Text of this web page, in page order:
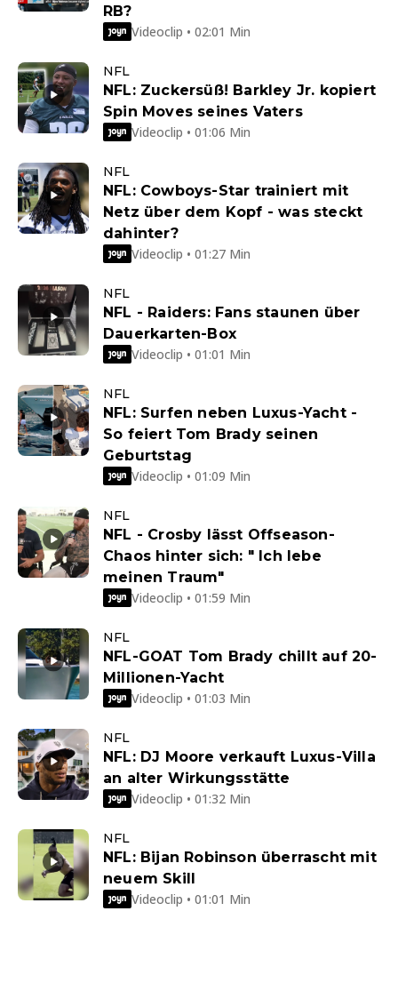
RB?
Videoclip • 02:01 Min
NFL
NFL: Zuckersüß! Barkley Jr. kopiert
Spin Moves seines Vaters
Videoclip • 01:06 Min
NFL
NFL: Cowboys-Star trainiert mit
Netz über dem Kopf - was steckt
dahinter?
Videoclip • 01:27 Min
NFL
NFL - Raiders: Fans staunen über
Dauerkarten-Box
Videoclip • 01:01 Min
NFL
NFL: Surfen neben Luxus-Yacht -
So feiert Tom Brady seinen
Geburtstag
Videoclip • 01:09 Min
NFL
NFL - Crosby lässt Offseason-
Chaos hinter sich: " Ich lebe
meinen Traum"
Videoclip • 01:59 Min
NFL
NFL-GOAT Tom Brady chillt auf 20-
Millionen-Yacht
Videoclip • 01:03 Min
NFL
NFL: DJ Moore verkauft Luxus-Villa
an alter Wirkungsstätte
Videoclip • 01:32 Min
NFL
NFL: Bijan Robinson überrascht mit
neuem Skill
Videoclip • 01:01 Min